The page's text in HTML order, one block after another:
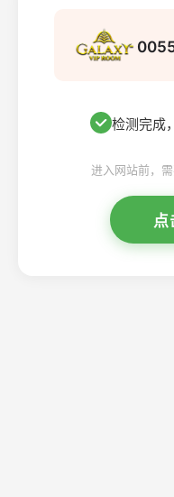
检测完成
进入网站前，
点